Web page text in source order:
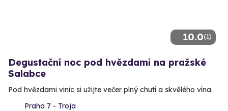
10.0(1)
Degustační noc pod hvězdami na pražské
Salabce
Pod hvězdami vinic si užijte večer plný chutí a skvělého vína.
Praha 7 - Troja